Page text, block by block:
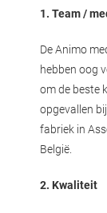
1. Team /
De Animo
hebben oog
om de beste
opgevallen
fabriek in
België.
2. Kwaliteit